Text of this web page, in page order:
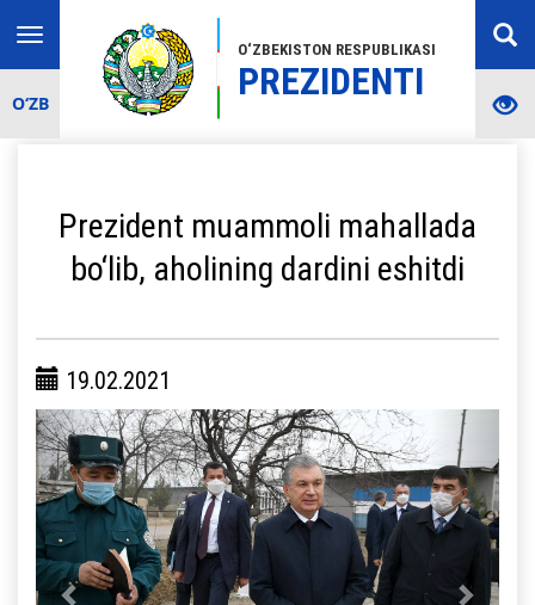
O‘ZBEKISTON RESPUBLIKASI
PREZIDENTI
Toggle
navigation
O‘ZB
Prezident muammoli mahallada
bo‘lib, aholining dardini eshitdi
19.02.2021